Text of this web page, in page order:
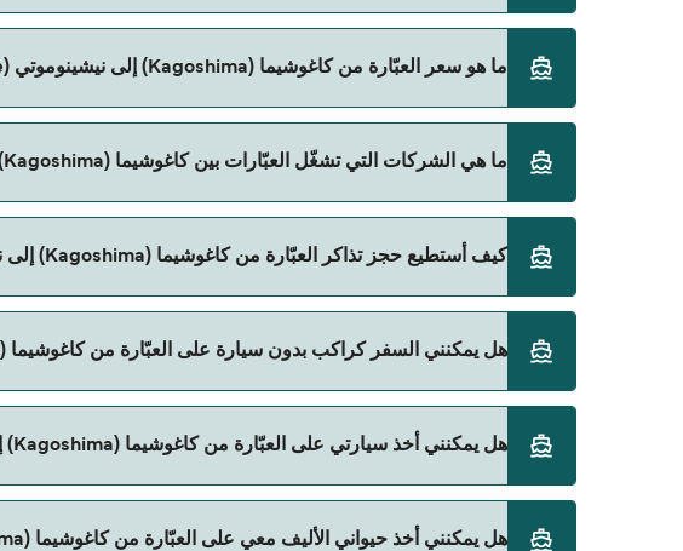
بمراجعة الأوقات المباشرة باستخدام Direct Ferries Deal Finder.
ما هو سعر العبّارة من كاغوشيما (Kagoshima) إلى نيشينوموتي (Nishinoomote)؟
ما هي الشركات التي تشغّل العبّارات بين كاغوشيما (Kagoshima) و نيشينوموتي (Nishinoomote)؟
Tane Yaku Jetfoil هي المشغّل الرئيسي للعبّارة من كاغوشيما (Kagoshima) إلى نيشينوموتي (Nishinoomote).
كيف أستطيع حجز تذاكر العبّارة من كاغوشيما (Kagoshima) إلى نيشينوموتي (Nishinoomote)؟
هل يمكنني السفر كراكب بدون سيارة على العبّارة من كاغوشيما (Kagoshima) إلى نيشينوموتي (Nishinoomote)؟
نعم، يمكنك السفر كراكب بدون سيارة من كاغوشيما (Kagoshima) إلى نيشينوموتي (Nishinoomote) مع:
هل يمكنني أخذ سيارتي على العبّارة من كاغوشيما (Kagoshima) إلى نيشينوموتي (Nishinoomote)؟
حالياً لا يُسمح للسيارات بالركوب على العبّارة من كاغوشيما (Kagoshima) إلى نيشينوموتي (Nishinoomote).
هل يمكنني أخذ حيواني الأليف معي على العبّارة من كاغوشيما (Kagoshima) إلى نيشينوموتي (Nishinoomote)؟